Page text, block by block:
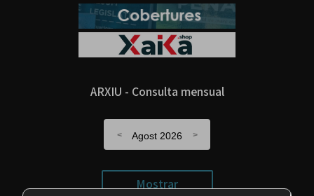
ARXIU - Consulta mensual
Agost 2026
Mostrar